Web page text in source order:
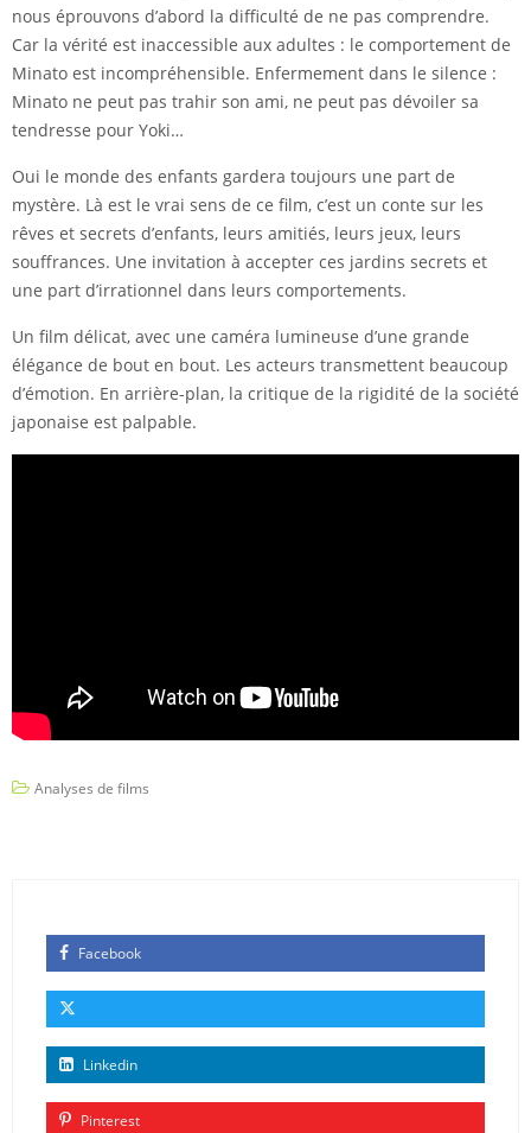
nous éprouvons d’abord la difficulté de ne pas comprendre.
Car la vérité est inaccessible aux adultes : le comportement de
Minato est incompréhensible. Enfermement dans le silence :
Minato ne peut pas trahir son ami, ne peut pas dévoiler sa
tendresse pour Yoki…
Oui le monde des enfants gardera toujours une part de
mystère. Là est le vrai sens de ce film, c’est un conte sur les
rêves et secrets d’enfants, leurs amitiés, leurs jeux, leurs
souffrances. Une invitation à accepter ces jardins secrets et
une part d’irrationnel dans leurs comportements.
Un film délicat, avec une caméra lumineuse d’une grande
élégance de bout en bout. Les acteurs transmettent beaucoup
d’émotion. En arrière-plan, la critique de la rigidité de la société
japonaise est palpable.
Analyses de films
Facebook
Linkedin
Pinterest